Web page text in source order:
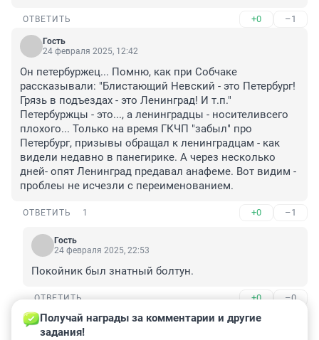
ОТВЕТИТЬ +0 –1
Гость
24 февраля 2025, 12:42
Он петербуржец... Помню, как при Собчаке
рассказывали: "Блистающий Невский - это Петербург!
Грязь в подъездах - это Ленинград! И т.п."
Петербуржцы - это..., а ленинградцы - носителивсего
плохого... Только на время ГКЧП "забыл" про
Петербург, призывы обращал к ленинградцам - как
видели недавно в панегирике. А через несколько
дней- опят Ленинград предавал анафеме. Вот видим -
проблеы не исчезли с переименованием.
ОТВЕТИТЬ 1 +0 –1
Гость
24 февраля 2025, 22:53
Покойник был знатный болтун.
ОТВЕТИТЬ +0 –0
Гость
24 февраля 2025, 12:19
Получай награды за комментарии и другие
задания!